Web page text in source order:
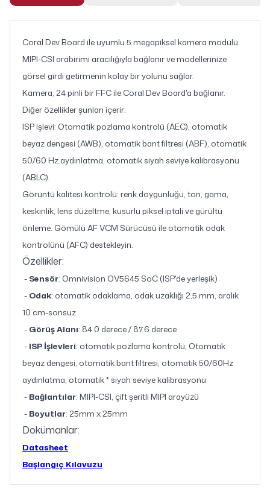
Coral Dev Board ile uyumlu 5 megapiksel kamera modülü.
MIPI-CSI arabirimi aracılığıyla bağlanır ve modellerinize
görsel girdi getirmenin kolay bir yolunu sağlar.
Kamera, 24 pinli bir FFC ile Coral Dev Board'a bağlanır.
Diğer özellikler şunları içerir:
ISP işlevi: Otomatik pozlama kontrolü (AEC), otomatik
beyaz dengesi (AWB), otomatik bant filtresi (ABF), otomatik
50/60 Hz aydınlatma, otomatik siyah seviye kalibrasyonu
(ABLC).
Görüntü kalitesi kontrolü: renk doygunluğu, ton, gama,
keskinlik, lens düzeltme, kusurlu piksel iptali ve gürültü
önleme. Gömülü AF VCM Sürücüsü ile otomatik odak
kontrolünü (AFC) destekleyin.
Özellikler:
- Sensör: Omnivision OV5645 SoC (ISP'de yerleşik)
- Odak: otomatik odaklama, odak uzaklığı 2,5 mm, aralık
10 cm-sonsuz
- Görüş Alanı: 84.0 derece / 87.6 derece
- ISP İşlevleri: otomatik pozlama kontrolü, Otomatik
beyaz dengesi, otomatik bant filtresi, otomatik 50/60Hz
aydınlatma, otomatik * siyah seviye kalibrasyonu
- Bağlantılar: MIPI-CSI, çift şeritli MIPI arayüzü
- Boyutlar: 25mm x 25mm
Dokümanlar:
Datasheet
Başlangıç ​​Kılavuzu